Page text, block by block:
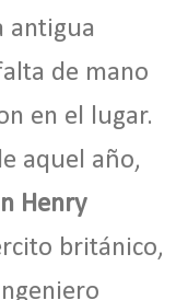
antigua
de mano
en el lugar.
aquel año,
Henry
británico,